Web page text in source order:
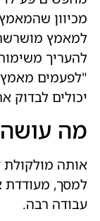
מכיוון
למאמץ מושרשת
להעריך
"לפעמים מאמץ
יכולים לבדוק
מה עושה
אותה מולקולת
למסך, מעודדת
עבודה רבה.